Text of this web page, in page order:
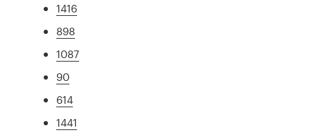
1416
898
1087
90
614
1441